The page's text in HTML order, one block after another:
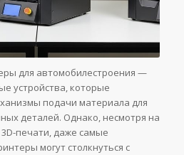
для автомобилестроения —
устройства, которые
подачи материала для
деталей. Однако, несмотря на
печати, даже самые
могут столкнуться с